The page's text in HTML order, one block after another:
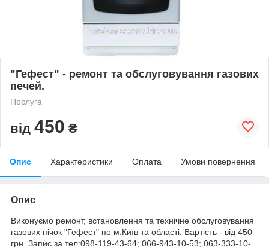
"Гефест" - ремонт та обслуговування газових
печей.
Послуга
від 450 ₴
Опис Характеристики Оплата Умови повернення
Опис
Виконуємо ремонт, встановлення та технічне обслуговування
газових пічок "Гефест" по м.Київ та області. Вартість - від 450
грн. Запис за тел:098-119-43-64; 066-943-10-53; 063-333-10-